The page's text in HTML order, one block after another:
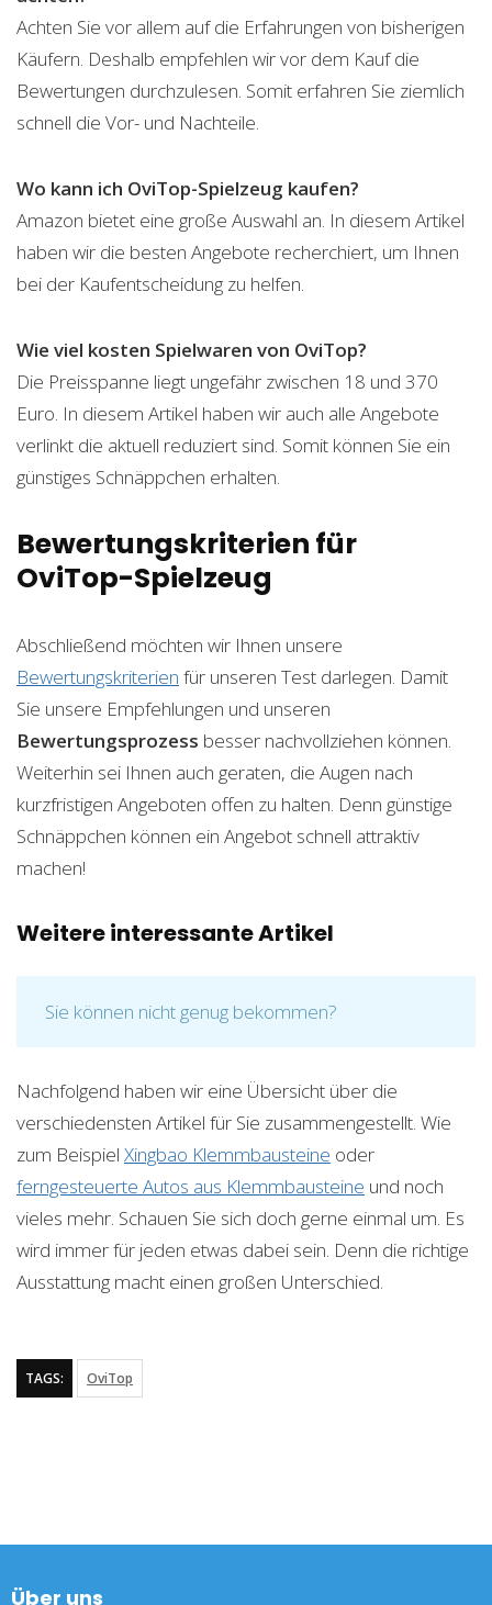
Achten Sie vor allem auf die Erfahrungen von bisherigen
Käufern. Deshalb empfehlen wir vor dem Kauf die
Bewertungen durchzulesen. Somit erfahren Sie ziemlich
schnell die Vor- und Nachteile.
Wo kann ich OviTop-Spielzeug kaufen?
Amazon bietet eine große Auswahl an. In diesem Artikel
haben wir die besten Angebote recherchiert, um Ihnen
bei der Kaufentscheidung zu helfen.
Wie viel kosten Spielwaren von OviTop?
Die Preisspanne liegt ungefähr zwischen 18 und 370
Euro. In diesem Artikel haben wir auch alle Angebote
verlinkt die aktuell reduziert sind. Somit können Sie ein
günstiges Schnäppchen erhalten.
Bewertungskriterien für
OviTop-Spielzeug
Abschließend möchten wir Ihnen unsere
Bewertungskriterien für unseren Test darlegen. Damit
Sie unsere Empfehlungen und unseren
Bewertungsprozess besser nachvollziehen können.
Weiterhin sei Ihnen auch geraten, die Augen nach
kurzfristigen Angeboten offen zu halten. Denn günstige
Schnäppchen können ein Angebot schnell attraktiv
machen!
Weitere interessante Artikel
Sie können nicht genug bekommen?
Nachfolgend haben wir eine Übersicht über die
verschiedensten Artikel für Sie zusammengestellt. Wie
zum Beispiel Xingbao Klemmbausteine oder
ferngesteuerte Autos aus Klemmbausteine und noch
vieles mehr. Schauen Sie sich doch gerne einmal um. Es
wird immer für jeden etwas dabei sein. Denn die richtige
Ausstattung macht einen großen Unterschied.
TAGS: OviTop
Über uns